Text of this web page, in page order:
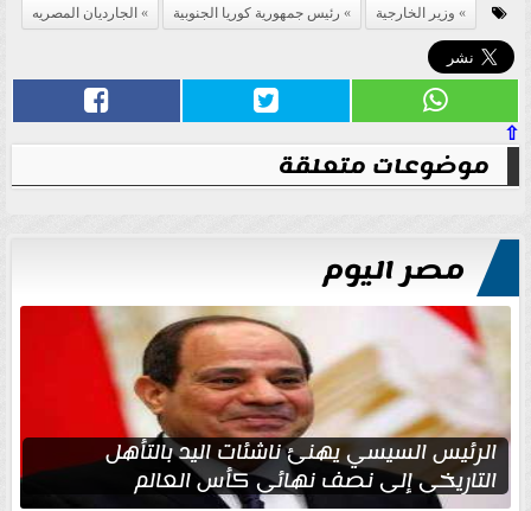
وزير الخارجية رئيس جمهورية كوريا الجنوبية الجارديان المصريه
⇧
موضوعات متعلقة
مصر اليوم
الرئيس السيسي يهنئ ناشئات اليد بالتأهل
التاريخي إلى نصف نهائي كأس العالم